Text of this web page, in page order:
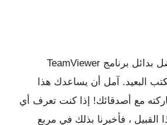
لذلك ، هذه هي أفضل بدائل برنامج TeamViewer
البعيد. آمل أن يساعدك هذا
مع أصدقائك! إذا كنت تعرف أي
، فأخبرنا بذلك في مربع